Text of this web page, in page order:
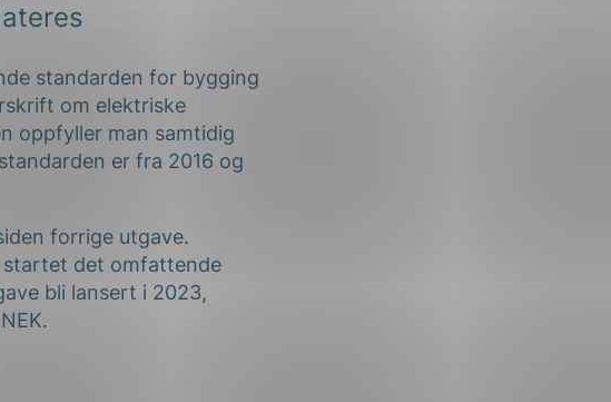
standarden for bygging
om elektriske
oppfyller man samtidig
er fra 2016 og
forrige utgave.
startet det omfattende
bli lansert i 2023,